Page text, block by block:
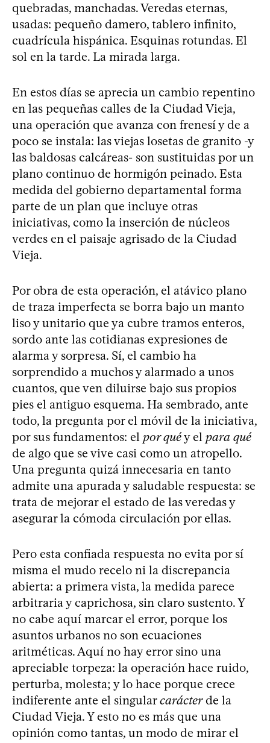
quebradas, manchadas. Veredas eternas,
usadas: pequeño damero, tablero infinito,
cuadrícula hispánica. Esquinas rotundas. El
sol en la tarde. La mirada larga.
En estos días se aprecia un cambio repentino
en las pequeñas calles de la Ciudad Vieja,
una operación que avanza con frenesí y de a
poco se instala: las viejas losetas de granito -y
las baldosas calcáreas- son sustituidas por un
plano continuo de hormigón peinado. Esta
medida del gobierno departamental forma
parte de un plan que incluye otras
iniciativas, como la inserción de núcleos
verdes en el paisaje agrisado de la Ciudad
Vieja.
Por obra de esta operación, el atávico plano
de traza imperfecta se borra bajo un manto
liso y unitario que ya cubre tramos enteros,
sordo ante las cotidianas expresiones de
alarma y sorpresa. Sí, el cambio ha
sorprendido a muchos y alarmado a unos
cuantos, que ven diluirse bajo sus propios
pies el antiguo esquema. Ha sembrado, ante
todo, la pregunta por el móvil de la iniciativa,
por sus fundamentos: el por quéy el para qué
de algo que se vive casi como un atropello.
Una pregunta quizá innecesaria en tanto
admite una apurada y saludable respuesta: se
trata de mejorar el estado de las veredas y
asegurar la cómoda circulación por ellas.
Pero esta confiada respuesta no evita por sí
misma el mudo recelo ni la discrepancia
abierta: a primera vista, la medida parece
arbitraria y caprichosa, sin claro sustento. Y
no cabe aquí marcar el error, porque los
asuntos urbanos no son ecuaciones
aritméticas. Aquí no hay error sino una
apreciable torpeza: la operación hace ruido,
perturba, molesta; y lo hace porque crece
indiferente ante el singularcarácterde la
Ciudad Vieja. Y esto no es más que una
opinión como tantas, un modo de mirar el